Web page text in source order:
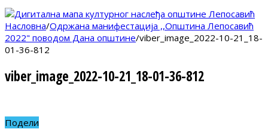
Насловна/Одржана манифестација ,,Општина Лепосавић
2022" поводом Дана општине/viber_image_2022-10-21_18-
01-36-812
viber_image_2022-10-21_18-01-36-812
Подели